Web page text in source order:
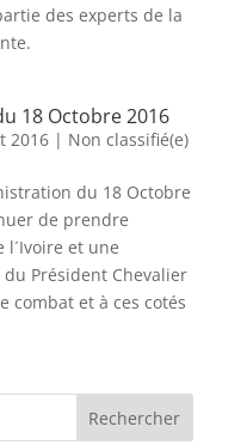
des experts de la
18 Octobre 2016
2016| Non classifié(e)
du 18 Octobre
de prendre
et une
Président Chevalier
combat et à ces cotés
Rechercher